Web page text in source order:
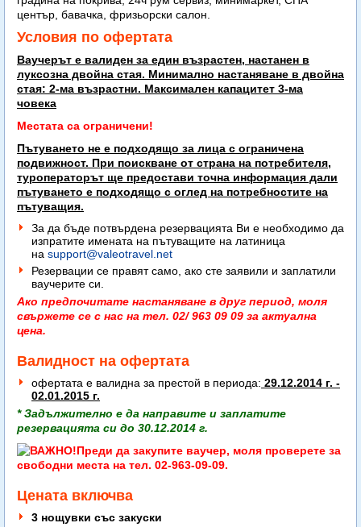
център, бавачка, фризьорски салон.
Условия по офертата
Ваучерът е валиден за един възрастен, настанен в
луксозна двойна стая. Минимално настаняване в двойна
стая: 2-ма възрастни. Максимален капацитет 3-ма
човека
Местата са ограничени!
Пътуването не е подходящо за лица с ограничена
подвижност. При поискване от страна на потребителя,
туроператорът ще предостави точна информация дали
пътуването е подходящо с оглед на потребностите на
пътуващия.
За да бъде потвърдена резервацията Ви е необходимо да
изпратите имената на пътуващите на латиница
на support@valeotravel.net
Резервации се правят само, ако сте заявили и заплатили
ваучерите си.
Ако предпочитате настаняване в друг период, моля
свържете се с нас на тел. 02/ 963 09 09 за актуална
цена.
Валидност на офертата
офертата е валидна за престой в периода: 29.12.2014 г. -
02.01.2015 г.
*Задължително е да направите и заплатите
резервацията си до 30.12.2014 г.
Преди да закупите ваучер, моля проверете за
свободни места на тел. 02-963-09-09.
Цената включва
3 нощувки със закуски